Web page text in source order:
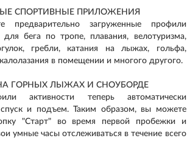
СПОРТИВНЫЕ ПРИЛОЖЕНИЯ
предварительно загруженные профили
для бега по тропе, плавания, велотуризма,
гребли, катания на лыжах, гольфа,
в помещении и многого другого.
ГОРНЫХ ЛЫЖАХ И СНОУБОРДЕ
активности теперь автоматически
спуск и подъем. Таким образом, вы можете
"Старт" во время первой пробежки и
умные часы отслеживаться в течение всего